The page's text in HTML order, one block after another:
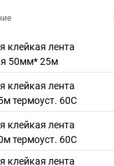
клейкая лента
50мм* 25м
клейкая лента
термоуст. 60С
клейкая лента
термоуст. 60С
клейкая лента